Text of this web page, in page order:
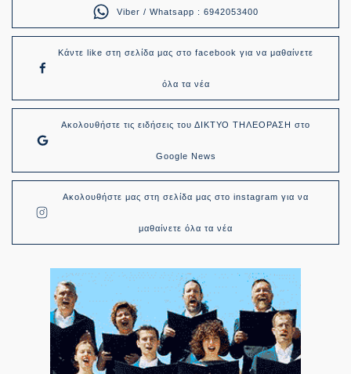
Viber / Whatsapp : 6942053400
Κάντε like στη σελίδα μας στο facebook για να μαθαίνετε
όλα τα νέα
Ακολουθήστε τις ειδήσεις του ΔΙΚΤΥΟ ΤΗΛΕΟΡΑΣΗ στο
Google News
Ακολουθήστε μας στη σελίδα μας στο instagram για να
μαθαίνετε όλα τα νέα